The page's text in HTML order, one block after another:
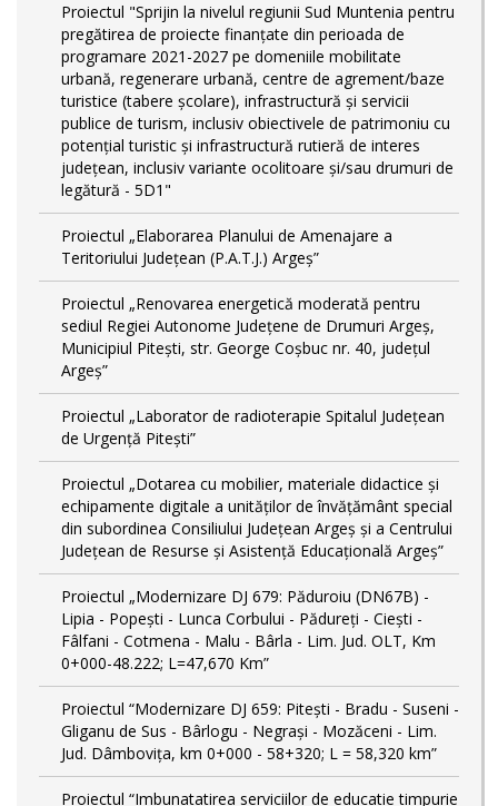
Proiectul "Sprijin la nivelul regiunii Sud Muntenia pentru
pregătirea de proiecte finanțate din perioada de
programare 2021-2027 pe domeniile mobilitate
urbană, regenerare urbană, centre de agrement/baze
turistice (tabere școlare), infrastructură și servicii
publice de turism, inclusiv obiectivele de patrimoniu cu
potențial turistic și infrastructură rutieră de interes
județean, inclusiv variante ocolitoare și/sau drumuri de
legătură - 5D1"
Proiectul „Elaborarea Planului de Amenajare a
Teritoriului Județean (P.A.T.J.) Argeș”
Proiectul „Renovarea energetică moderată pentru
sediul Regiei Autonome Județene de Drumuri Argeș,
Municipiul Pitești, str. George Coșbuc nr. 40, județul
Argeș”
Proiectul „Laborator de radioterapie Spitalul Județean
de Urgență Pitești”
Proiectul „Dotarea cu mobilier, materiale didactice și
echipamente digitale a unităților de învățământ special
din subordinea Consiliului Județean Argeș și a Centrului
Județean de Resurse și Asistență Educațională Argeș”
Proiectul „Modernizare DJ 679: Păduroiu (DN67B) -
Lipia - Popești - Lunca Corbului - Pădureți - Ciești -
Fâlfani - Cotmena - Malu - Bârla - Lim. Jud. OLT, Km
0+000-48.222; L=47,670 Km”
Proiectul “Modernizare DJ 659: Pitești - Bradu - Suseni -
Gliganu de Sus - Bârlogu - Negrași - Mozăceni - Lim.
Jud. Dâmbovița, km 0+000 - 58+320; L = 58,320 km”
Proiectul “Imbunatatirea serviciilor de educatie timpurie